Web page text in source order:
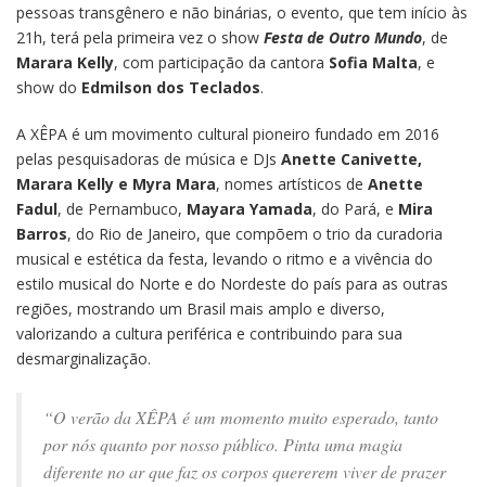
pessoas transgênero e não binárias, o evento, que tem início às
21h, terá pela primeira vez o show Festa de Outro Mundo, de
Marara Kelly, com participação da cantora Sofia Malta, e
show do Edmilson dos Teclados.
A XÊPA é um movimento cultural pioneiro fundado em 2016
pelas pesquisadoras de música e DJs Anette Canivette,
Marara Kelly e Myra Mara, nomes artísticos de Anette
Fadul, de Pernambuco, Mayara Yamada, do Pará, e Mira
Barros, do Rio de Janeiro, que compõem o trio da curadoria
musical e estética da festa, levando o ritmo e a vivência do
estilo musical do Norte e do Nordeste do país para as outras
regiões, mostrando um Brasil mais amplo e diverso,
valorizando a cultura periférica e contribuindo para sua
desmarginalização.
“O verão da XÊPA é um momento muito esperado, tanto
por nós quanto por nosso público. Pinta uma magia
diferente no ar que faz os corpos quererem viver de prazer